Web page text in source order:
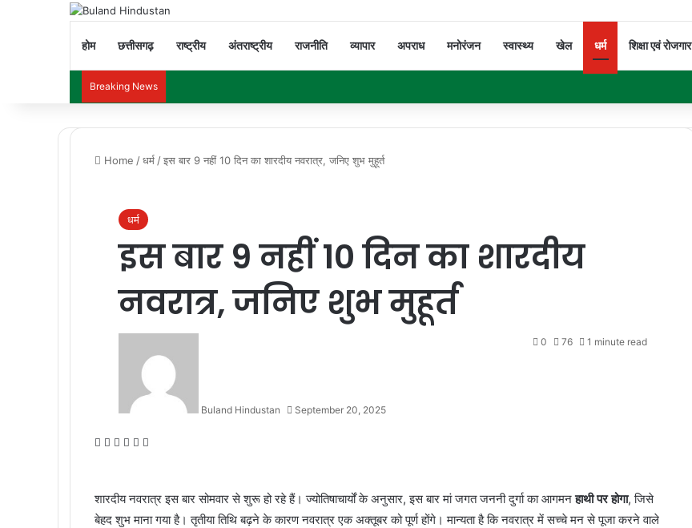
होम छत्तीसगढ़ राष्ट्रीय अंतराष्ट्रीय राजनीति व्यापार अपराध मनोरंजन स्वास्थ्य खेल धर्म शिक्षा एवं रोजगार
Breaking News
Home /धर्म /इस बार 9 नहीं 10 दिन का शारदीय नवरात्र, जनिए शुभ मुहूर्त
धर्म
इस बार 9 नहीं 10 दिन का शारदीय
नवरात्र, जनिए शुभ मुहूर्त
Buland Hindustan September 20, 2025
0 76 1 minute read
Facebook
X Messenger
Messenger
WhatsApp
शारदीय नवरात्र इस बार सोमवार से शुरू हो रहे हैं। ज्योतिषाचार्यों के अनुसार, इस बार मां जगत जननी दुर्गा का आगमनहाथी पर होगा, जिसे
बेहद शुभ माना गया है। तृतीया तिथि बढ़ने के कारण नवरात्र एक अक्तूबर को पूर्ण होंगे। मान्यता है कि नवरात्र में सच्चे मन से पूजा करने वाले